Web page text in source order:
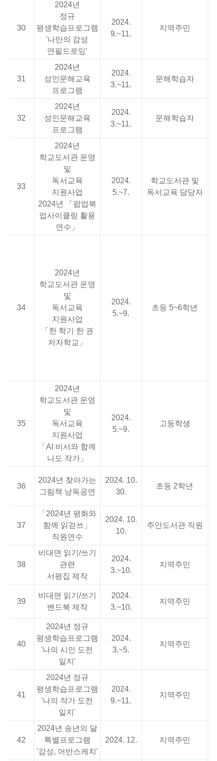
30
2024년
정규
평생학습프로그램
'나만의 감성
연필드로잉'
2024.
9.~11.
지역주민
31
2024년
성인문해교육
프로그램
2024.
3.~11.
문해학습자
32
2024년
성인문해교육
프로그램
2024.
3.~11.
문해학습자
33
2024년
학교도서관 운영
및
독서교육
지원사업
2024년 「팝업북
업사이클링 활용
연수」
2024.
5.~7.
학교도서관 및
독서교육 담당자
34
2024년
학교도서관 운영
및
독서교육
지원사업
「한 학기 한 권
저자학교」
2024.
5.~9.
초등 5~6학년
35
2024년
학교도서관 운영
및
독서교육
지원사업
「AI 비서와 함께
나도 작가」
2024.
5.~9.
고등학생
36
2024년 찾아가는
그림책 낭독공연
2024. 10.
30.
초등 2학년
37
「2024년 평화와
함께 읽걷쓰」
직원연수
2024. 10.
10.
주안도서관 직원
38
비대면 읽기/쓰기
관련
서평집 제작
2024.
3.~10.
지역주민
39
비대면 읽기/쓰기
밴드북 제작
2024.
3.~10.
지역주민
40
2024년 정규
평생학습프로그램
'나의 시인 도전
일지'
2024.
3.~5.
지역주민
41
2024년 정규
평생학습프로그램
'나의 작가 도전
일지'
2024.
9.~11.
지역주민
42
2024년 송년의 달
특별프로그램
'감성, 어반스케치'
2024. 12. 지역주민